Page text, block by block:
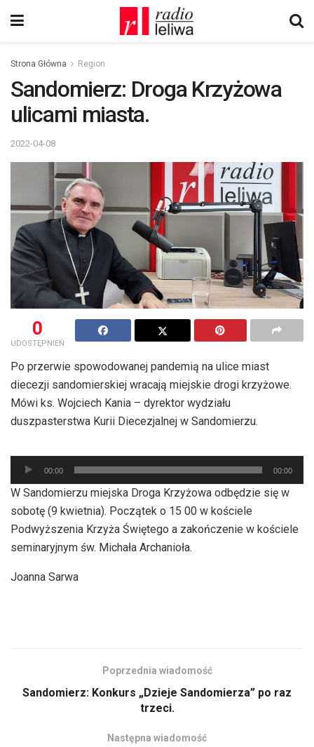
Strona Główna Region
Sandomierz: Droga Krzyżowa
ulicami miasta.
2022-04-08
0
UDOSTĘPNIEŃ
Po przerwie spowodowanej pandemią na ulice miast
diecezji sandomierskiej wracają miejskie drogi krzyżowe.
Mówi ks. Wojciech Kania – dyrektor wydziału
duszpasterstwa Kurii Diecezjalnej w Sandomierzu.
Odtwarzacz
plików
dźwiękowych
00:00 00:00
W Sandomierzu miejska Droga Krzyżowa odbędzie się w
sobotę (9 kwietnia). Początek o 15 00 w kościele
Podwyższenia Krzyża Świętego a zakończenie w kościele
seminaryjnym św. Michała Archanioła.
Joanna Sarwa
Poprzednia wiadomość
Sandomierz: Konkurs „Dzieje Sandomierza” po raz
trzeci.
Następna wiadomość